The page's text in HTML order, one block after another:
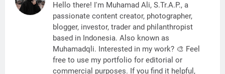
Hello there! I'm Muhamad Ali, S.Tr.A.P., a
passionate content creator, photographer,
blogger, investor, trader and philanthropist
based in Indonesia. Also known as
Muhamadqli. Interested in my work? 🎨 Feel
free to use my portfolio for editorial or
commercial purposes. If you find it helpful,